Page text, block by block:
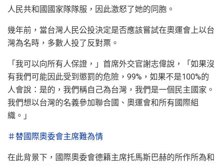
人民共和國國家隊隊服，因此激怒了她的同胞。
幾年前，當台灣人民公投決定是否應該嘗試在奧運會上以台
灣為名時，多數人投了反對票。
「我可以向所有人保證，」首席外交官謝志偉說，「如果沒
有我們可能因此受到懲罰的危險，99%，如果不是100%的
人會說：是的，我們稱自己為台灣，我們是一個民主國家。
我們想以台灣的名義參加聯合國、奧運會和所有國際組
織。」
＃替國際奧委會主席難為情
在此背景下，國際奧委會德籍主席托馬斯巴赫的所作所為和